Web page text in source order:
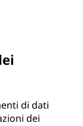
di dati
dei